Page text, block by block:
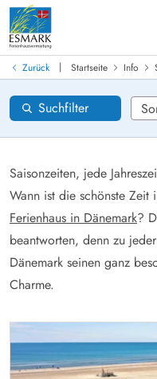
Zurück | Startseite Info
Saisonzeiten, jede
Wann ist die schönste Zeit
Ferienhaus in Dänemark?
beantworten, denn zu
Dänemark seinen ganz
Charme.
Suchfilter
Ferienhaus in
Anreise
Gebiete